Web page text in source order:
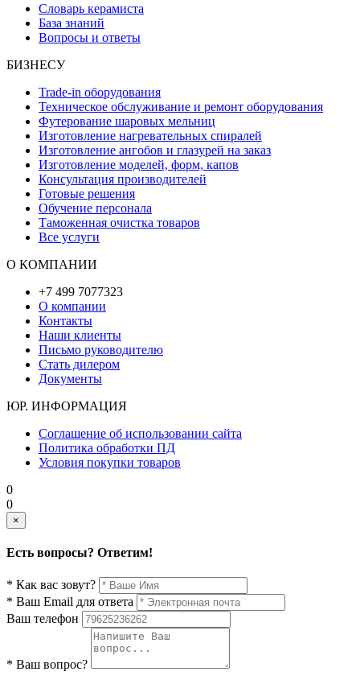
Словарь керамиста
База знаний
Вопросы и ответы
БИЗНЕСУ
Trade-in оборудования
Техническое обслуживание и ремонт оборудования
Футерование шаровых мельниц
Изготовление нагревательных спиралей
Изготовление ангобов и глазурей на заказ
Изготовление моделей, форм, капов
Консультация производителей
Готовые решения
Обучение персонала
Таможенная очистка товаров
Все услуги
О КОМПАНИИ
+7 499 7077323
О компании
Контакты
Наши клиенты
Письмо руководителю
Стать дилером
Документы
ЮР. ИНФОРМАЦИЯ
Соглашение об использовании сайта
Политика обработки ПД
Условия покупки товаров
0
0
×
Есть вопросы? Ответим!
* Как вас зовут?
* Ваш Email для ответа
Ваш телефон
* Ваш вопрос?